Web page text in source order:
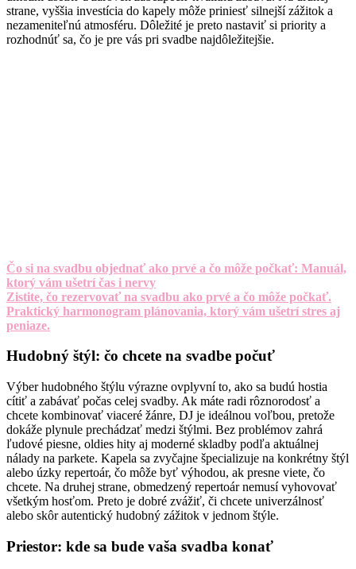
strane, vyššia investícia do kapely môže priniesť silnejší zážitok a
nezameniteľnú atmosféru. Dôležité je preto nastaviť si priority a
rozhodnúť sa, čo je pre vás pri svadbe najdôležitejšie.
Čo si na svadbu objednať ako prvé a čo môže počkať: Manuál,
ktorý vám ušetrí čas i nervy
Zistite, čo rezervovať na svadbu ako prvé a čo môže počkať.
Praktický harmonogram plánovania, ktorý vám ušetrí stres aj
peniaze.
Hudobný štýl: čo chcete na svadbe počuť
Výber hudobného štýlu výrazne ovplyvní to, ako sa budú hostia
cítiť a zabávať počas celej svadby. Ak máte radi rôznorodosť a
chcete kombinovať viaceré žánre, DJ je ideálnou voľbou, pretože
dokáže plynule prechádzať medzi štýlmi. Bez problémov zahrá
ľudové piesne, oldies hity aj moderné skladby podľa aktuálnej
nálady na parkete. Kapela sa zvyčajne špecializuje na konkrétny štýl
alebo úzky repertoár, čo môže byť výhodou, ak presne viete, čo
chcete. Na druhej strane, obmedzený repertoár nemusí vyhovovať
všetkým hosťom. Preto je dobré zvážiť, či chcete univerzálnosť
alebo skôr autentický hudobný zážitok v jednom štýle.
Priestor: kde sa bude vaša svadba konať